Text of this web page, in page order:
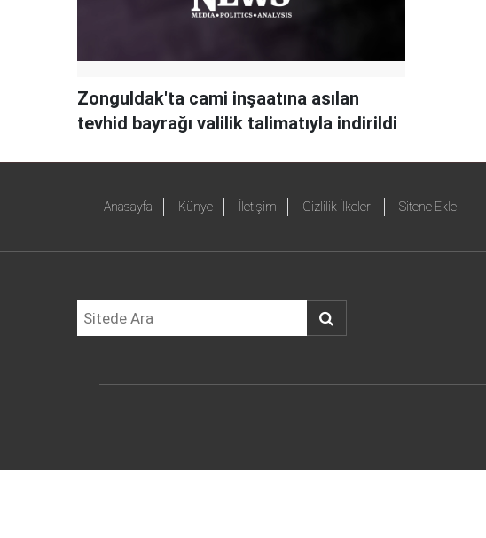
Zonguldak'ta cami inşaatına asılan
tevhid bayrağı valilik talimatıyla indirildi
Anasayfa Künye İletişim Gizlilik İlkeleri Sitene Ekle